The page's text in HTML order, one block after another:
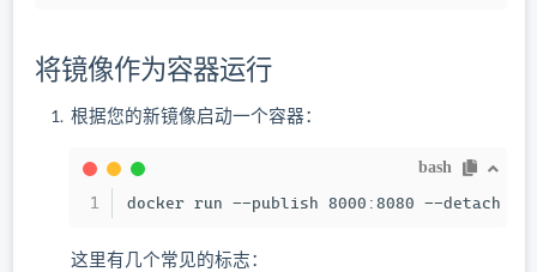
将镜像作为容器运行
根据您的新镜像启动一个容器：
bash
docker run --publish 8000:8080 --detach --
这里有几个常见的标志：